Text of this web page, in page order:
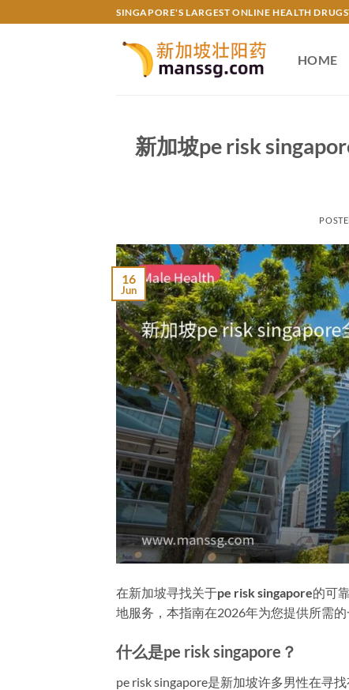
to
SINGAPORE'S LARGEST ONLINE HEALTH
HOME
新加坡pe risk
16
Jun
在新加坡寻找关于pe risk singapore的可
地服务，本指南在2026年为您提供所需的
什么是pe risk singapore？
pe risk singapore是新加坡许多男性在寻